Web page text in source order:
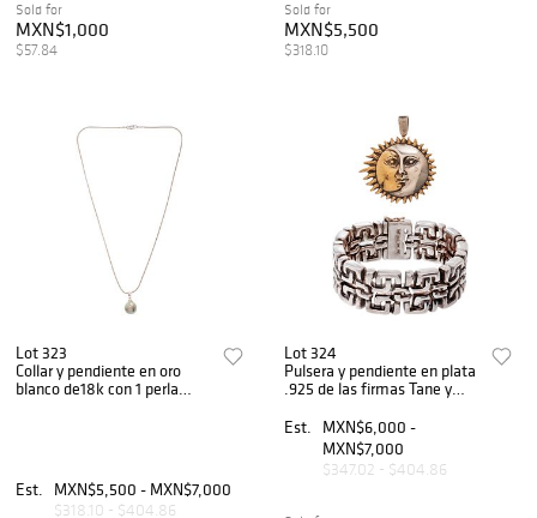
Sold for
MXN$1,000
$57.84
Sold for
MXN$5,500
$318.10
Lot 323
Collar y pendiente en oro
blanco de18k con 1 perla
Est. MXN$5,500 - MXN$7,000
$318.10 - $404.86
Lot 324
Pulsera y pendiente en plata
.925 de las firmas Tane y
135.6 g.
Est.
MXN$6,000 -
MXN$7,000
$347.02 - $404.86